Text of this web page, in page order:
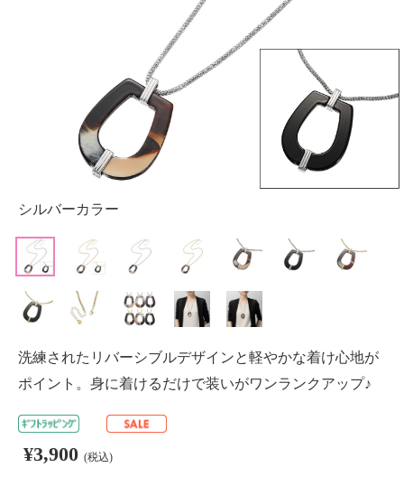
シルバーカラー
洗練されたリバーシブルデザインと軽やかな着け心地が
ポイント。身に着けるだけで装いがワンランクアップ♪
¥3,900 (税込)